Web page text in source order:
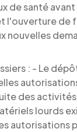
de santé avant
l'ouverture de
nouvelles
: - Le
des
lourds
autorisations